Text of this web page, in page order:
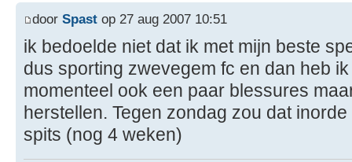
door Spast op 27 aug 2007 10:51
ik bedoelde niet dat ik met mijn beste
dus sporting zwevegem fc en dan heb
momenteel ook een paar blessures
herstellen. Tegen zondag zou dat
spits (nog 4 weken)